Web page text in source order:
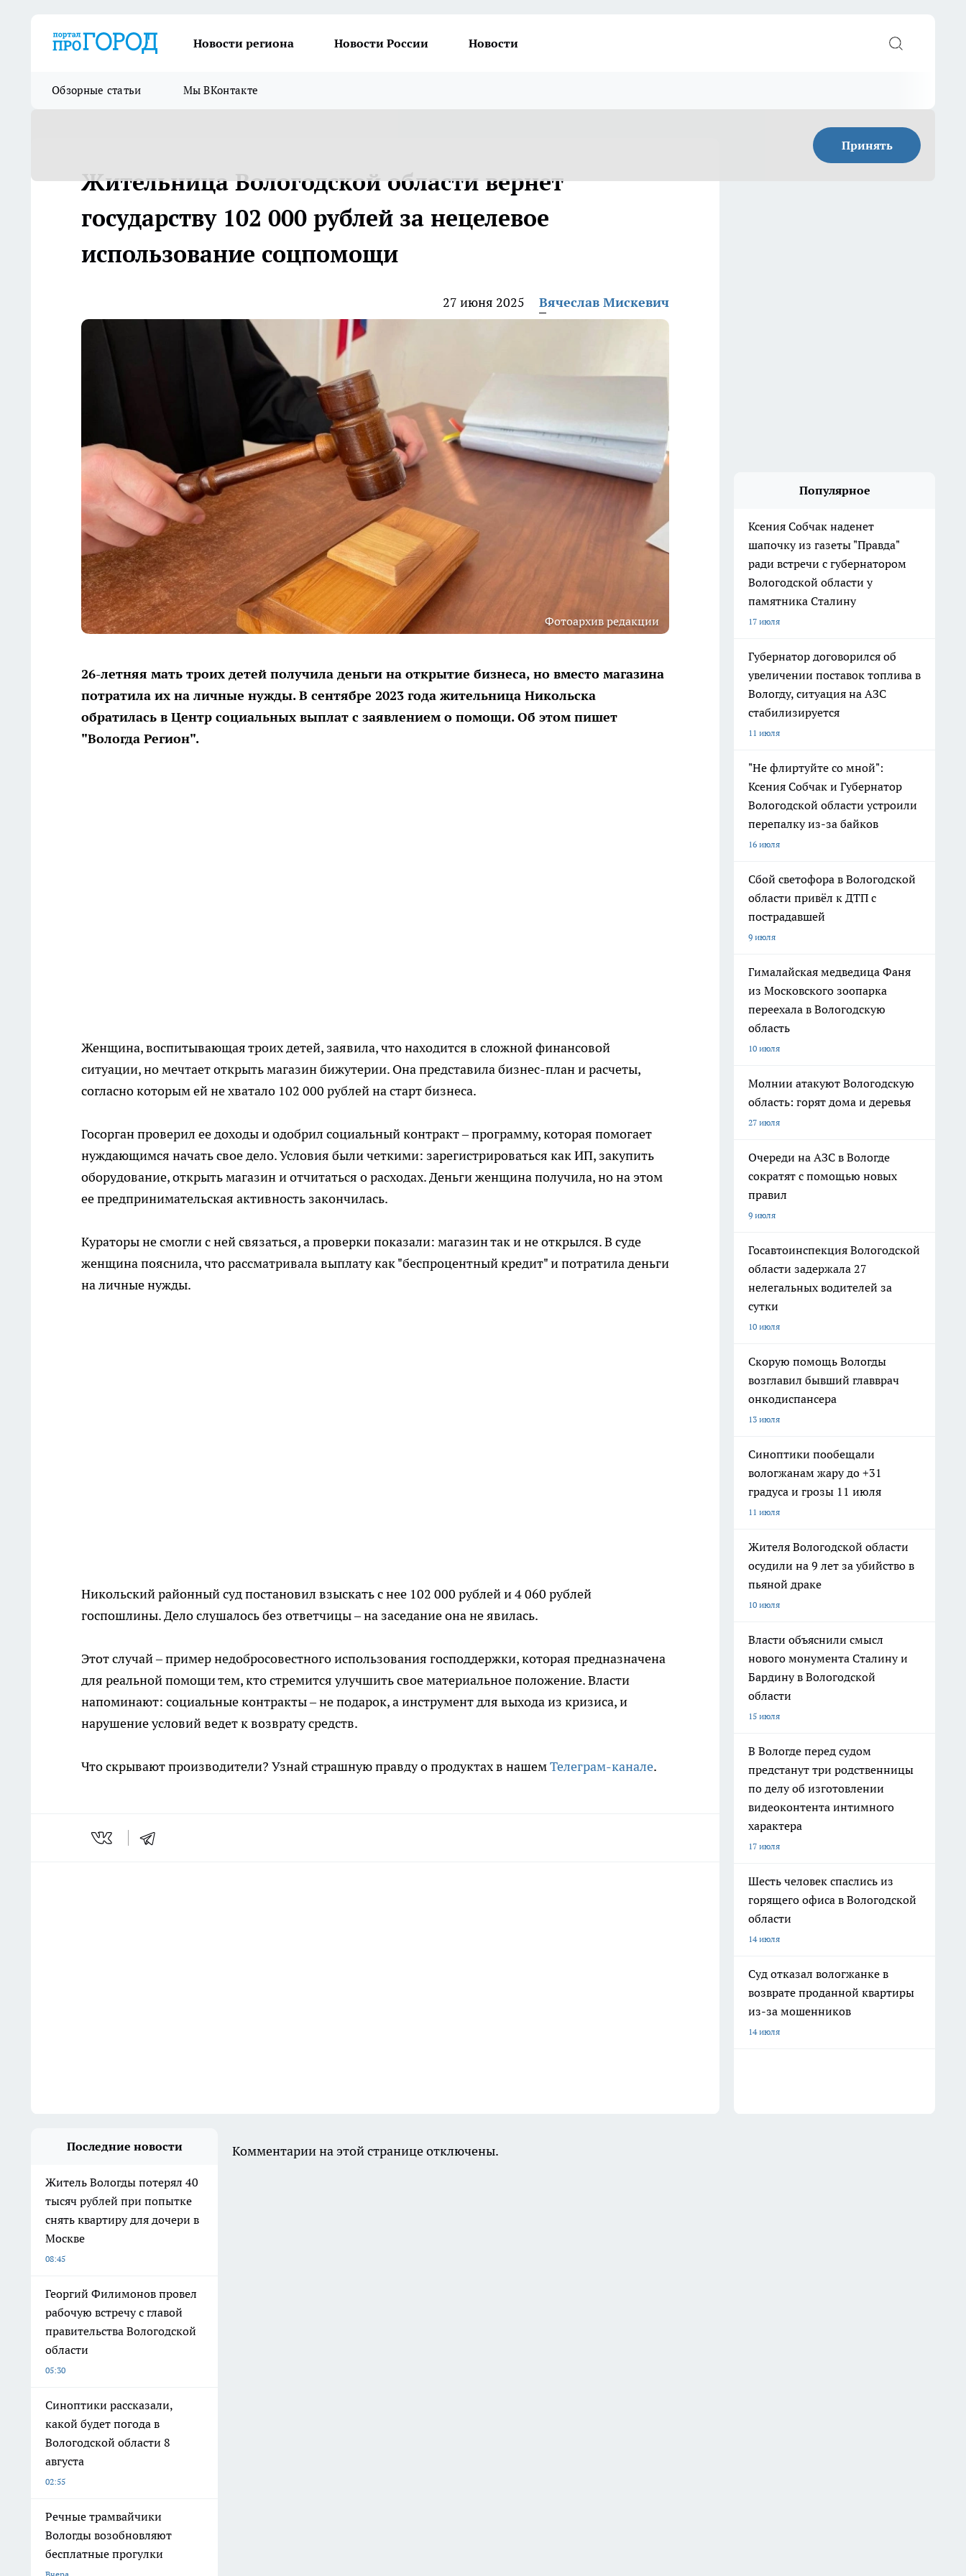
Новости региона Новости России Новости
Обзорные статьи Мы ВКонтакте
Принять
Жительница Вологодской области вернет
государству 102 000 рублей за нецелевое
использование соцпомощи
27 июня 2025 Вячеслав Мискевич
Фотоархив редакции
26-летняя мать троих детей получила деньги на открытие бизнеса, но вместо магазина
потратила их на личные нужды. В сентябре 2023 года жительница Никольска
обратилась в Центр социальных выплат с заявлением о помощи. Об этом пишет
"Вологда Регион".
Женщина, воспитывающая троих детей, заявила, что находится в сложной финансовой
ситуации, но мечтает открыть магазин бижутерии. Она представила бизнес-план и расчеты,
согласно которым ей не хватало 102 000 рублей на старт бизнеса.
Госорган проверил ее доходы и одобрил социальный контракт – программу, которая помогает
нуждающимся начать свое дело. Условия были четкими: зарегистрироваться как ИП, закупить
оборудование, открыть магазин и отчитаться о расходах. Деньги женщина получила, но на этом
ее предпринимательская активность закончилась.
Кураторы не смогли с ней связаться, а проверки показали: магазин так и не открылся. В суде
женщина пояснила, что рассматривала выплату как "беспроцентный кредит" и потратила деньги
на личные нужды.
Никольский районный суд постановил взыскать с нее 102 000 рублей и 4 060 рублей
госпошлины. Дело слушалось без ответчицы – на заседание она не явилась.
Этот случай – пример недобросовестного использования господдержки, которая предназначена
для реальной помощи тем, кто стремится улучшить свое материальное положение. Власти
напоминают: социальные контракты – не подарок, а инструмент для выхода из кризиса, и
нарушение условий ведет к возврату средств.
Что скрывают производители? Узнай страшную правду о продуктах в нашемТелеграм-канале.
Популярное
Ксения Собчак наденет
шапочку из газеты "Правда"
ради встречи с губернатором
Вологодской области у
памятника Сталину
17 июля
Губернатор договорился об
увеличении поставок топлива в
Вологду, ситуация на АЗС
стабилизируется
11 июля
"Не флиртуйте со мной":
Ксения Собчак и Губернатор
Вологодской области устроили
перепалку из-за байков
16 июля
Сбой светофора в Вологодской
области привёл к ДТП с
пострадавшей
9 июля
Гималайская медведица Фаня
из Московского зоопарка
переехала в Вологодскую
область
10 июля
Молнии атакуют Вологодскую
область: горят дома и деревья
27 июля
Очереди на АЗС в Вологде
сократят с помощью новых
правил
9 июля
Госавтоинспекция Вологодской
области задержала 27
нелегальных водителей за
сутки
10 июля
Скорую помощь Вологды
возглавил бывший главврач
онкодиспансера
13 июля
Синоптики пообещали
вологжанам жару до +31
градуса и грозы 11 июля
11 июля
Жителя Вологодской области
осудили на 9 лет за убийство в
пьяной драке
10 июля
Власти объяснили смысл
нового монумента Сталину и
Бардину в Вологодской
области
15 июля
В Вологде перед судом
предстанут три родственницы
по делу об изготовлении
видеоконтента интимного
характера
17 июля
Шесть человек спаслись из
горящего офиса в Вологодской
области
14 июля
Суд отказал вологжанке в
возврате проданной квартиры
из-за мошенников
14 июля
Последние новости
Житель Вологды потерял 40
тысяч рублей при попытке
снять квартиру для дочери в
Москве
08:45
Георгий Филимонов провел
рабочую встречу с главой
правительства Вологодской
области
05:30
Синоптики рассказали,
какой будет погода в
Вологодской области 8
августа
02:55
Речные трамвайчики
Вологды возобновляют
бесплатные прогулки
Комментарии на этой странице отключены.